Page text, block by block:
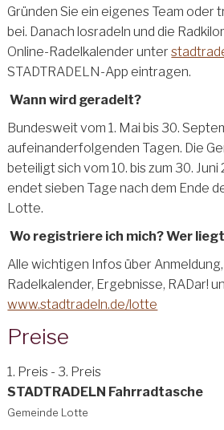
Gründen Sie ein eigenes Team oder
bei. Danach losradeln und die
Online-Radelkalender unter
STADTRADELN-App eintragen.
Wann wird geradelt?
Bundesweit vom 1. Mai bis 30.
aufeinanderfolgenden Tagen. Die
beteiligt sich vom 10. bis zum 30.
endet sieben Tage nach dem Ende
Lotte.
Wo registriere ich mich? Wer
Alle wichtigen Infos über
Radelkalender, Ergebnisse, RADar!
www.stadtradeln.de/lotte
Preise
1. Preis - 3. Preis
STADTRADELN Fahrradtasche
Gemeinde Lotte